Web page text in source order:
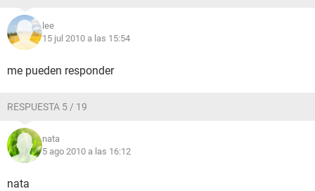
lee
15 jul 2010 a las 15:54
me pueden responder
RESPUESTA 5 / 19
nata
5 ago 2010 a las 16:12
nata